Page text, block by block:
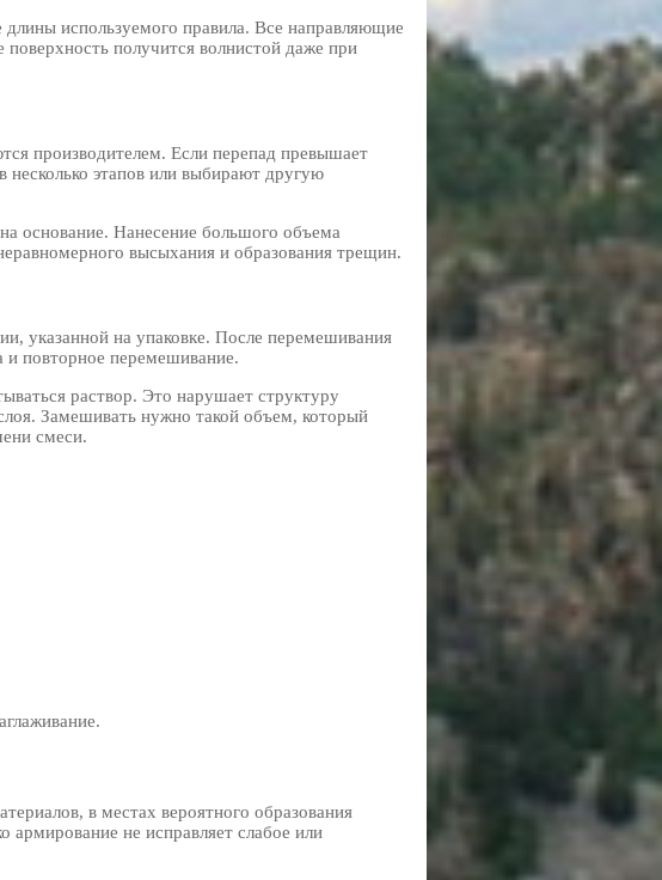
используемого правила. Все направляющие
получится волнистой даже при
производителем. Если перепад превышает
несколько этапов или выбирают другую
основание. Нанесение большого объема
высыхания и образования трещин.
указанной на упаковке. После перемешивания
и повторное перемешивание.
раствор. Это нарушает структуру
Замешивать нужно такой объем, который
смеси.
в местах вероятного образования
не исправляет слабое или